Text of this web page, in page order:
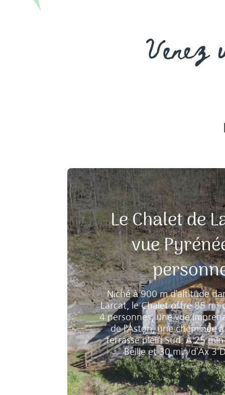
Venez
Le Chalet de
vue
Niché à 900 m d’altitude
Larcat, le Chalet offre 85
4 personnes, une vue
de l’Aston, une cheminée
terrasse plein Sud. À 25
Beille et 30 min d’Ax 3